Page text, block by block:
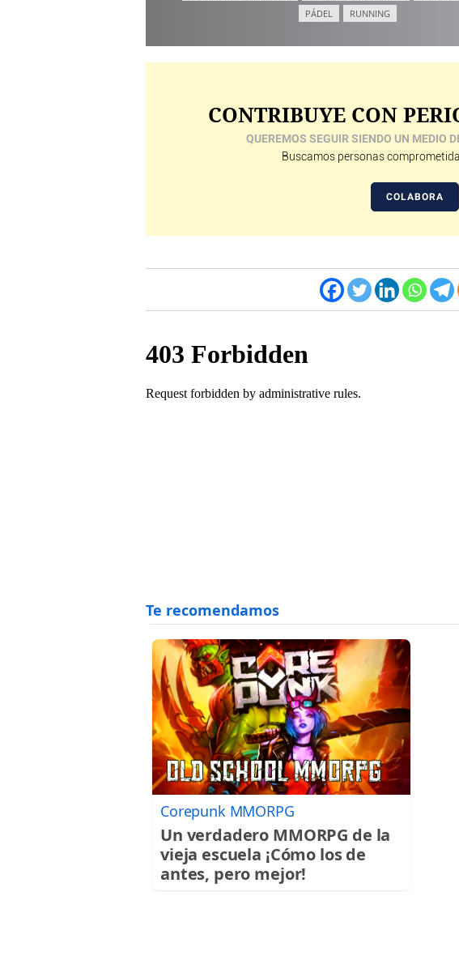
PÁDEL
RUNNING
CONTRIBUYE CON
QUEREMOS SEGUIR SIENDO UN MEDIO
Buscamos personas
COLABORA
Corepunk MMORPG
Un verdadero MMORPG de la
vieja escuela ¡Cómo los de
antes, pero mejor!